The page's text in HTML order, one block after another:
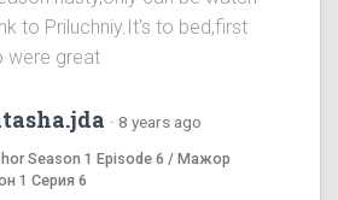
to Priluchniy.It's to bed,first
were great
· 8 years ago
Season 1 Episode 6 / Мажор
1 Серия 6